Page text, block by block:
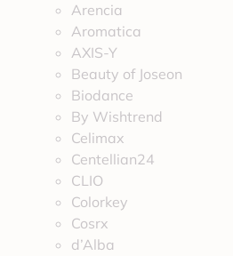
Arencia
Aromatica
AXIS-Y
Beauty of Joseon
Biodance
By Wishtrend
Celimax
Centellian24
CLIO
Colorkey
Cosrx
d’Alba